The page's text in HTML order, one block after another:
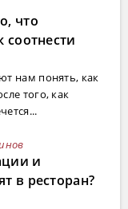
что
соотнести
нам понять, как
того, как
и
в ресторан?